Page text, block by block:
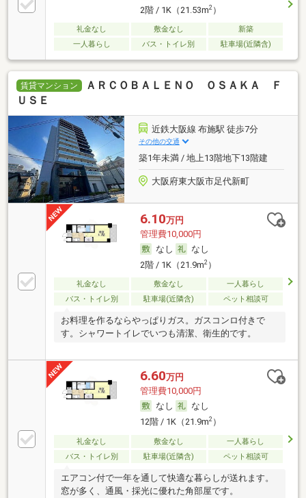
2階 / 1K（21.53m2）
礼金なし 敷金なし
新築
一人暮らし
バス・トイレ別 駐車場(近隣含)
賃貸マンション
ＡＲＣＯＢＡＬＥＮＯ ＯＳＡＫＡ Ｆ
ＵＳＥ
近鉄大阪線 布施駅 徒歩7分
その他の交通
築1年未満 / 地上13階地下13階建
大阪府東大阪市足代新町
6.10万円
管理費10,000円
なし
なし
2階 / 1K（21.9m2）
礼金なし 敷金なし
一人暮らし
バス・トイレ別
駐車場(近隣含) ペット相談可
お料理を作るならやっぱりガス。ガスコンロ付きで
す。シャワートイレでいつも清潔、衛生的です。
6.60万円
管理費10,000円
なし
なし
12階 / 1K（21.9m2）
礼金なし 敷金なし
一人暮らし
バス・トイレ別
駐車場(近隣含) ペット相談可
エアコン付で一年を通して快適な暮らしが送れます。
窓が多く、通風・採光に優れた角部屋です。